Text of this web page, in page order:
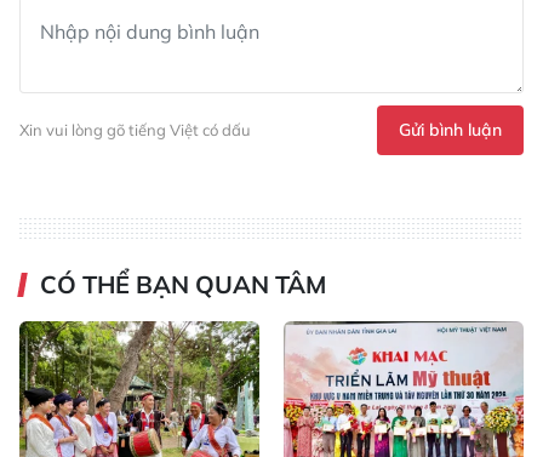
Xin vui lòng gõ tiếng Việt có dấu Gửi bình luận
CÓ THỂ BẠN QUAN TÂM